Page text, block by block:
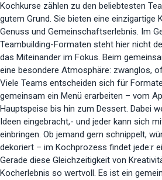
Kochkurse zählen zu den beliebtesten
gutem Grund. Sie bieten eine einzigartige
Genuss und Gemeinschaftserlebnis. Im
Teambuilding-Formaten steht hier nicht
das Miteinander im Fokus. Beim
eine besondere Atmosphäre: zwanglos,
Viele Teams entscheiden sich für
gemeinsam ein Menü erarbeiten – vom
Hauptspeise bis hin zum Dessert. Dabei
Ideen eingebracht,- und jeder kann sich
einbringen. Ob jemand gern schnippelt,
dekoriert – im Kochprozess findet jede:r
Gerade diese Gleichzeitigkeit von
Kocherlebnis so wertvoll. Es ist ein